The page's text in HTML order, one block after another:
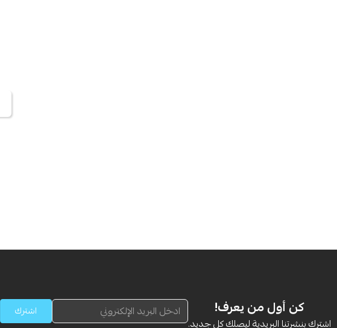
كن أول من يعرف!
اشترك بنشرتنا البريدية ليصلك كل جديد.
اشترك